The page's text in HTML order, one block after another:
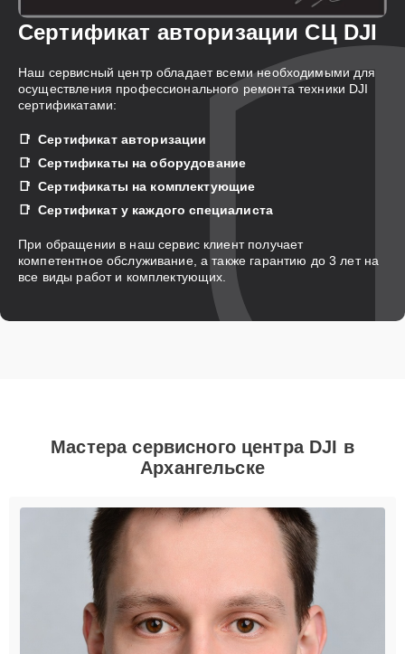
Сертификат авторизации СЦ DJI
Наш сервисный центр обладает всеми необходимыми для
осуществления профессионального ремонта техники DJI
сертификатами:
Сертификат авторизации
Сертификаты на оборудование
Сертификаты на комплектующие
Сертификат у каждого специалиста
При обращении в наш сервис клиент получает
компетентное обслуживание, а также гарантию до 3 лет на
все виды работ и комплектующих.
Мастера сервисного центра DJI в
Архангельске